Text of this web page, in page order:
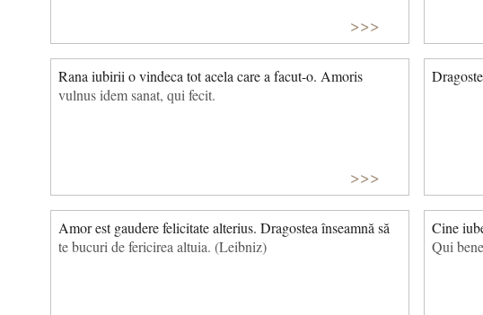
>>>
Rana iubirii o vindeca tot acela care a facut-o. Amoris
vulnus idem sanat, qui fecit.
>>>
Amor est gaudere felicitate alterius. Dragostea înseamnă să
te bucuri de fericirea altuia. (Leibniz)
Cine
Qui